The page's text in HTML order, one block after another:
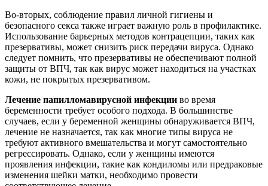
Во-вторых, соблюдение правил личной гигиены и
безопасного секса также играет важную роль в профилактике.
Использование барьерных методов контрацепции, таких как
презервативы, может снизить риск передачи вируса. Однако
следует помнить, что презервативы не обеспечивают полной
защиты от ВПЧ, так как вирус может находиться на участках
кожи, не покрытых презервативом.
Лечение папилломавирусной инфекции во время
беременности требует особого подхода. В большинстве
случаев, если у беременной женщины обнаруживается ВПЧ,
лечение не назначается, так как многие типы вируса не
требуют активного вмешательства и могут самостоятельно
регрессировать. Однако, если у женщины имеются
проявления инфекции, такие как кондиломы или предраковые
изменения шейки матки, необходимо провести